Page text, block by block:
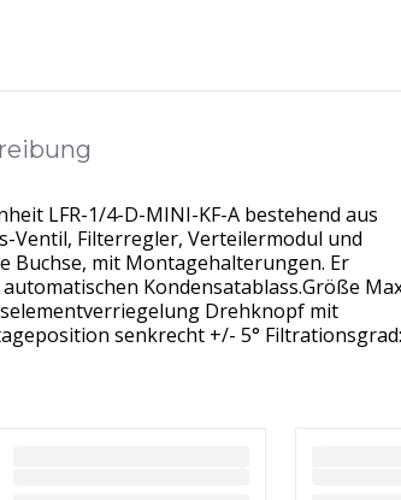
LFR-1/4-D-MINI-KF-A bestehend aus
Ventil, Filterregler, Verteilermodul und
Buchse, mit Montagehalterungen. Er
Kondensatablass.Größe
Drehknopf mit
senkrecht +/- 5°